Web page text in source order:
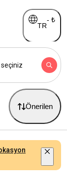
TR
- ₺
Önerilen